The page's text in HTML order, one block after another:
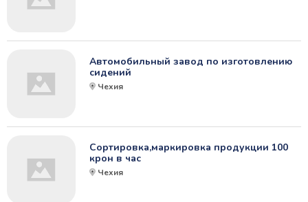
Автомобильный завод по изготовлению
сидений
Чехия
Сортировка,маркировка продукции 100
крон в час
Чехия